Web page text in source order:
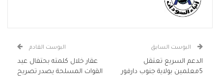
البوست السابق
الدعم السريع تعتقل
5معلمين بولاية جنوب دارفور
البوست القادم
عقار خلال كلمته بحتفال عيد
القوات المسلحة يصدر تصريح